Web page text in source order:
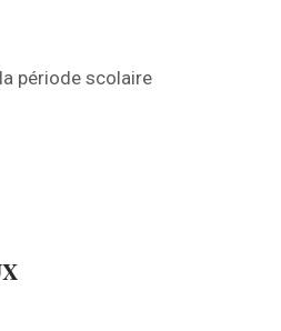
période scolaire